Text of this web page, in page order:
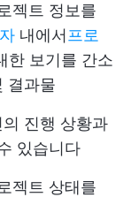
젝트 정보를
내에서 프로
한 보기를 간소
결과물
진행 상황과
있습니다
젝트 상태를